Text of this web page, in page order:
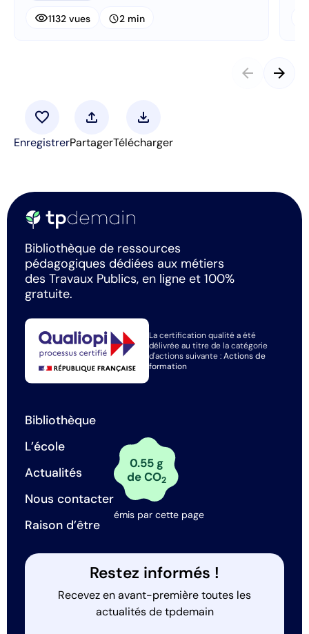
visibility1132 vues schedule2 min
arrow_back arrow_forward
favorite
Enregistrer
upload
Partager
download
Télécharger
Bibliothèque de ressources
pédagogiques dédiées aux métiers
des Travaux Publics, en ligne et 100%
gratuite.
La certification qualité a été
délivrée au titre de la catégorie
d'actions suivante :Actions de
formation
Bibliothèque
L’école
Actualités
Nous contacter
Raison d’être
0.55 g
de CO2
émis par cette page
Restez informés !
Recevez en avant-première toutes les
actualités de tpdemain